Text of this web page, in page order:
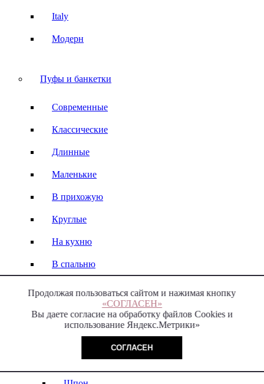
Продолжая пользоваться сайтом и нажимая кнопку
«СОГЛАСЕН»
Вы даете согласие на обработку файлов Cookies и
использование Яндекс.Метрики»
СОГЛАСЕН
Italy
Модерн
Пуфы и банкетки
Современные
Классические
Длинные
Маленькие
В прихожую
Круглые
На кухню
В спальню
ТВ тумбы и консоли
Массив